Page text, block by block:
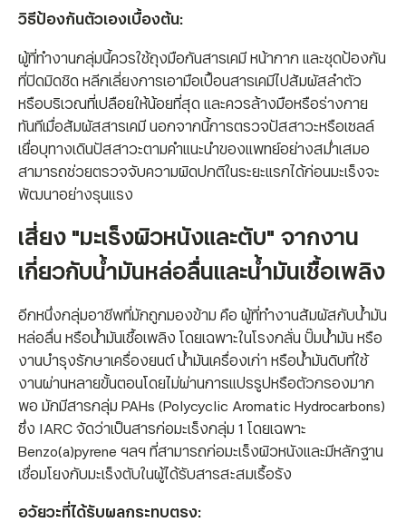
วิธีป้องกันตัวเองเบื้องต้น:
ผู้ที่ทำงานกลุ่มนี้ควรใช้ถุงมือกันสารเคมี หน้ากาก และชุดป้องกัน
ที่ปิดมิดชิด หลีกเลี่ยงการเอามือเปื้อนสารเคมีไปสัมผัสลำตัว
หรือบริเวณที่เปลือยให้น้อยที่สุด และควรล้างมือหรือร่างกาย
ทันทีเมื่อสัมผัสสารเคมี นอกจากนี้การตรวจปัสสาวะหรือเซลล์
เยื่อบุทางเดินปัสสาวะตามคำแนะนำของแพทย์อย่างสม่ำเสมอ
สามารถช่วยตรวจจับความผิดปกติในระยะแรกได้ก่อนมะเร็งจะ
พัฒนาอย่างรุนแรง
เสี่ยง "มะเร็งผิวหนังและตับ" จากงาน
เกี่ยวกับน้ำมันหล่อลื่นและน้ำมันเชื้อเพลิง
อีกหนึ่งกลุ่มอาชีพที่มักถูกมองข้าม คือ ผู้ที่ทำงานสัมผัสกับน้ำมัน
หล่อลื่น หรือน้ำมันเชื้อเพลิง โดยเฉพาะในโรงกลั่น ปั๊มน้ำมัน หรือ
งานบำรุงรักษาเครื่องยนต์ น้ำมันเครื่องเก่า หรือน้ำมันดิบที่ใช้
งานผ่านหลายขั้นตอนโดยไม่ผ่านการแปรรูปหรือตัวกรองมาก
พอ มักมีสารกลุ่ม PAHs (Polycyclic Aromatic Hydrocarbons)
ซึ่ง IARC จัดว่าเป็นสารก่อมะเร็งกลุ่ม 1 โดยเฉพาะ
Benzo(a)pyrene ฯลฯ ที่สามารถก่อมะเร็งผิวหนังและมีหลักฐาน
เชื่อมโยงกับมะเร็งตับในผู้ได้รับสารสะสมเรื้อรัง
อวัยวะที่ได้รับผลกระทบตรง: